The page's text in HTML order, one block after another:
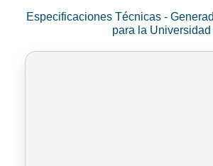
Especificaciones Técnicas -
para la